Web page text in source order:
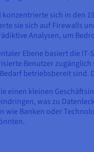
konzentrierte sich in den
sie sich auf Firewalls
Analysen, um
Ebene basiert die
Benutzer
betriebsbereit sind.
einen kleinen
was zu
wie Banken oder